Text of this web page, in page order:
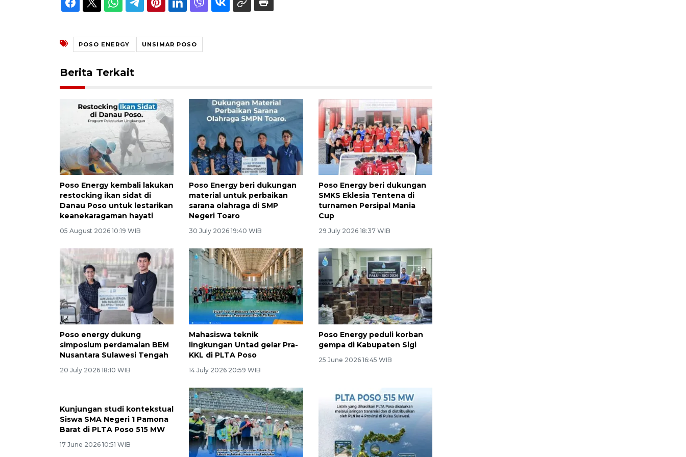
POSO ENERGY UNSIMAR POSO
Berita Terkait
Poso Energy kembali lakukan
restocking ikan sidat di
Danau Poso untuk lestarikan
keanekaragaman hayati
05 August 2026 10:19 WIB
Poso Energy beri dukungan
material untuk perbaikan
sarana olahraga di SMP
Negeri Toaro
30 July 2026 19:40 WIB
Poso Energy beri dukungan
SMKS Eklesia Tentena di
turnamen Persipal Mania
Cup
29 July 2026 18:37 WIB
Poso energy dukung
simposium perdamaian BEM
Nusantara Sulawesi Tengah
20 July 2026 18:10 WIB
Mahasiswa teknik
lingkungan Untad gelar Pra-
KKL di PLTA Poso
14 July 2026 20:59 WIB
Poso Energy peduli korban
gempa di Kabupaten Sigi
25 June 2026 16:45 WIB
Kunjungan studi kontekstual
Siswa SMA Negeri 1 Pamona
Barat di PLTA Poso 515 MW
17 June 2026 10:51 WIB